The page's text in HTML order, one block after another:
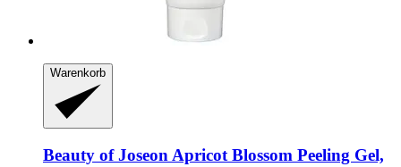
Warenkorb
Beauty of Joseon Apricot Blossom Peeling Gel,